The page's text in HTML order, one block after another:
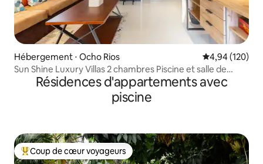
Hébergement ⋅ Ocho Rios Évaluation
4,94 (120)
Sun Shine Luxury Villas 2 chambres Piscine et salle de
sport Ocho Rios
Résidences d'appartements avec
piscine
Coups de cœur voyageurs les plus appréciés
Coup de cœur voyageurs